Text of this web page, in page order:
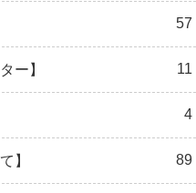
57
ー】 11
4
】 89